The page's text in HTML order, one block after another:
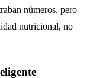
números, pero
nutricional, no